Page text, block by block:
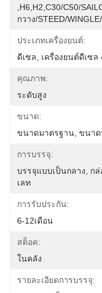
,H6,H2,C30/C50/
กวาง/STEED/
ประเภทเครื่องยนต์:
ดีเซล, เครื่องยนต์ดีเซล
คุณภาพ:
ระดับสูง
ขนาด:
ขนาดมาตรฐาน, ขนาด
การบรรจุ:
บรรจุแบบเป็นกลาง, กล่
เลท
การรับประกัน:
6-12เดือน
สต็อค:
ในคลัง
รายละเอียดการบรรจุ: